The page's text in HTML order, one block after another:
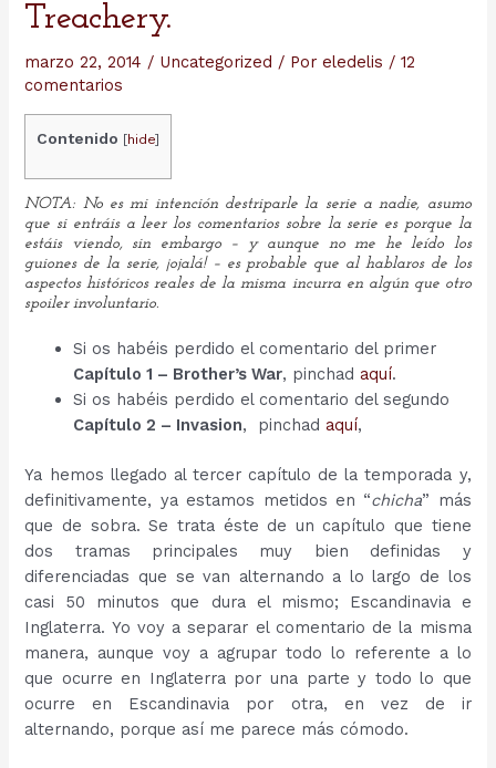
Treachery.
marzo 22, 2014 / Uncategorized / Poreledelis /12
comentarios
Contenido [hide]
NOTA: No es mi intención destriparle la serie a nadie, asumo
que si entráis a leer los comentarios sobre la serie es porque la
estáis viendo, sin embargo – y aunque no me he leído los
guiones de la serie, ¡ojalá! – es probable que al hablaros de los
aspectos históricos reales de la misma incurra en algún que otro
spoiler involuntario.
Si os habéis perdido el comentario del primer
Capítulo 1 – Brother’s War, pinchad aquí.
Si os habéis perdido el comentario del segundo
Capítulo 2 – Invasion, pinchad aquí,
Ya hemos llegado al tercer capítulo de la temporada y,
definitivamente, ya estamos metidos en “chicha” más
que de sobra. Se trata éste de un capítulo que tiene
dos tramas principales muy bien definidas y
diferenciadas que se van alternando a lo largo de los
casi 50 minutos que dura el mismo; Escandinavia e
Inglaterra. Yo voy a separar el comentario de la misma
manera, aunque voy a agrupar todo lo referente a lo
que ocurre en Inglaterra por una parte y todo lo que
ocurre en Escandinavia por otra, en vez de ir
alternando, porque así me parece más cómodo.